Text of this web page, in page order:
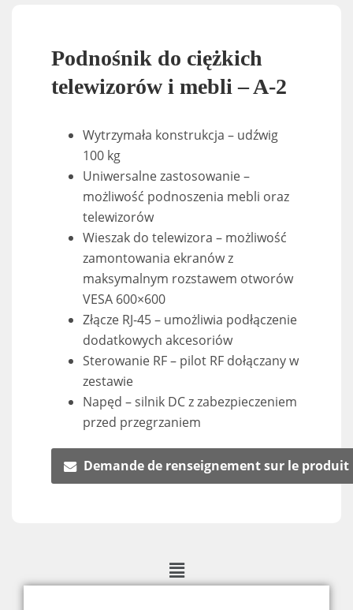
Podnośnik do ciężkich
telewizorów i mebli – A-2
Wytrzymała konstrukcja – udźwig
100 kg
Uniwersalne zastosowanie –
możliwość podnoszenia mebli oraz
telewizorów
Wieszak do telewizora – możliwość
zamontowania ekranów z
maksymalnym rozstawem otworów
VESA 600×600
Złącze RJ-45 – umożliwia podłączenie
dodatkowych akcesoriów
Sterowanie RF – pilot RF dołączany w
zestawie
Napęd – silnik DC z zabezpieczeniem
przed przegrzaniem
Demande de renseignement sur le produit